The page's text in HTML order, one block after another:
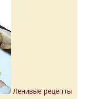
Ленивые рецепты